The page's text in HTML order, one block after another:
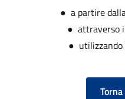
● a partire
● attraverso
● utilizzando